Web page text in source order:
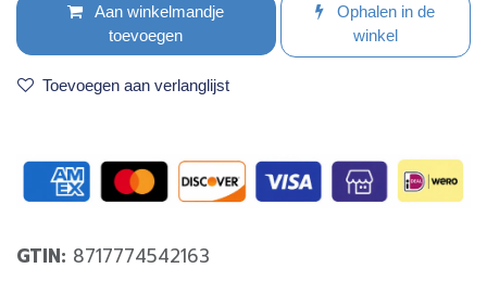
Aan winkelmandje
toevoegen
Ophalen in de
winkel
Toevoegen aan verlanglijst
GTIN: 8717774542163